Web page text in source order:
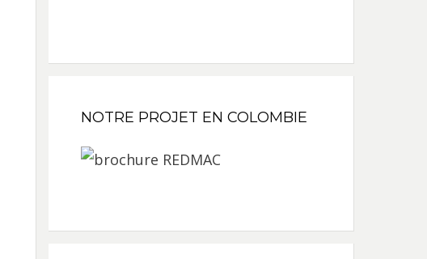
NOTRE PROJET EN COLOMBIE